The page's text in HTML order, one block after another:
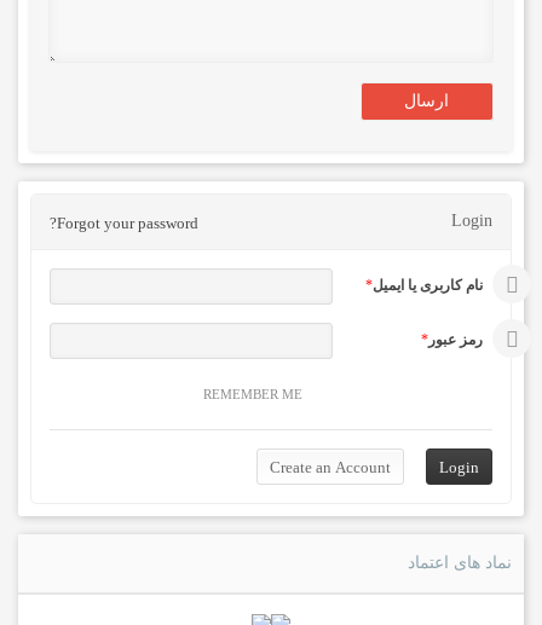
Login
Forgot your password?
نام کاربری یا ایمیل*
رمز عبور *
REMEMBER ME
نماد های اعتماد